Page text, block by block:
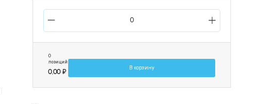
0
позиций
0,00 ₽
В корзину